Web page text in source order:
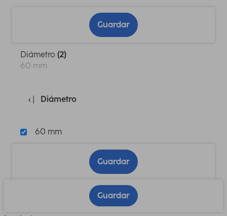
Guardar
Diámetro (2)
60 mm
Diámetro
60 mm
Guardar
Guardar